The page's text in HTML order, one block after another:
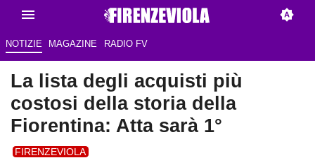
NOTIZIE MAGAZINE RADIO FV
La lista degli acquisti più
costosi della storia della
Fiorentina: Atta sarà 1°
FIRENZEVIOLA